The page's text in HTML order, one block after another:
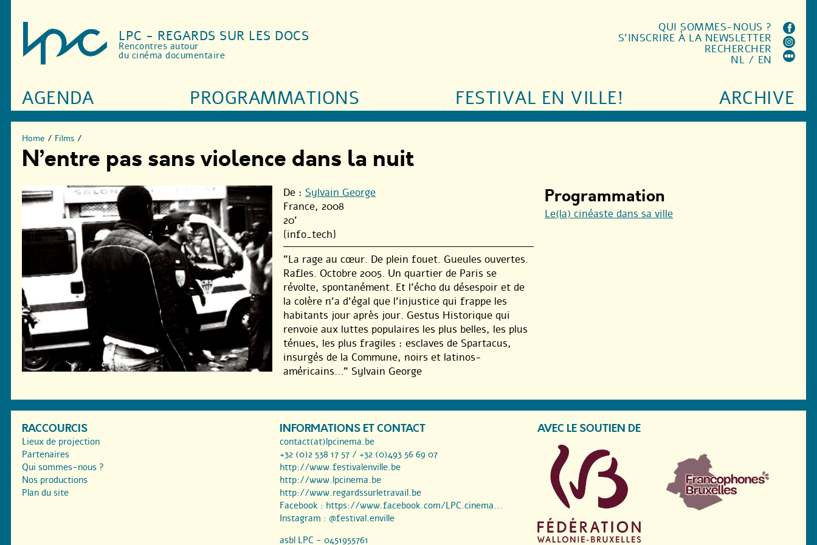
LPC - REGARDS SUR LES DOCS
Rencontres autour
du cinéma documentaire
AGENDA PROGRAMMATIONS FESTIVAL EN VILLE! ARCHIVE
QUI SOMMES-NOUS ?
S'INSCRIRE À LA NEWSLETTER
RECHERCHER
NL / EN
Home / Films /
N’entre pas sans violence dans la nuit
De : Sylvain George
France, 2008
20'
{info_tech}
"La rage au cœur. De plein fouet. Gueules ouvertes.
Rafles. Octobre 2005. Un quartier de Paris se
révolte, spontanément. Et l’écho du désespoir et de
la colère n’a d’égal que l’injustice qui frappe les
habitants jour après jour. Gestus Historique qui
renvoie aux luttes populaires les plus belles, les plus
ténues, les plus fragiles : esclaves de Spartacus,
insurgés de la Commune, noirs et latinos-
américains...” Sylvain George
Programmation
Le(la) cinéaste dans sa ville
RACCOURCIS
Lieux de projection
Partenaires
Qui sommes-nous ?
Nos productions
Plan du site
INFORMATIONS ET CONTACT
contact(at)lpcinema.be
+32 (0)2 538 17 57 / +32 (0)493 56 69 07
http://www.festivalenville.be
http://www.lpcinema.be
http://www.regardssurletravail.be
Facebook : https://www.facebook.com/LPC.cinema...
Instagram : @festival.enville
asbl LPC - 0451955761
AVEC LE SOUTIEN DE